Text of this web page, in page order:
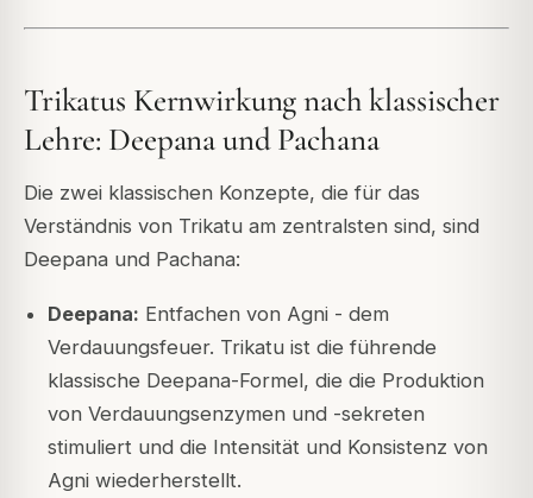
Trikatus Kernwirkung nach klassischer
Lehre: Deepana und Pachana
Die zwei klassischen Konzepte, die für das
Verständnis von Trikatu am zentralsten sind, sind
Deepana und Pachana:
Deepana: Entfachen von Agni - dem
Verdauungsfeuer. Trikatu ist die führende
klassische Deepana-Formel, die die Produktion
von Verdauungsenzymen und -sekreten
stimuliert und die Intensität und Konsistenz von
Agni wiederherstellt.